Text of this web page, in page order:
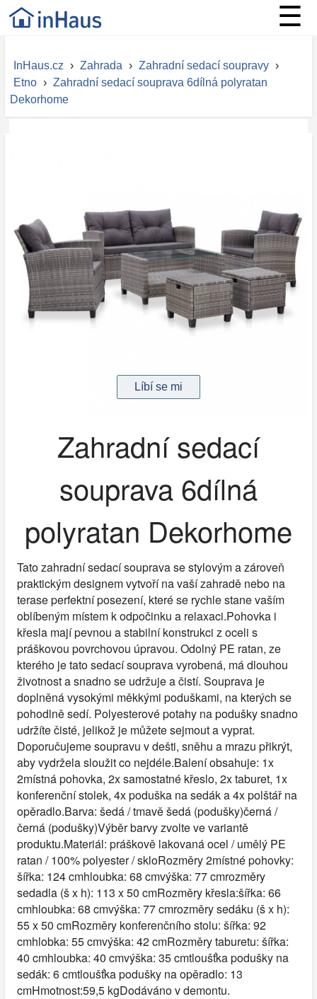
☰
InHaus.cz › Zahrada › Zahradní sedací soupravy ›
Etno › Zahradní sedací souprava 6dílná polyratan
Dekorhome
Zahradní sedací
souprava 6dílná
polyratan Dekorhome
Tato zahradní sedací souprava se stylovým a zároveň
praktickým designem vytvoří na vaší zahradě nebo na
terase perfektní posezení, které se rychle stane vaším
oblíbeným místem k odpočinku a relaxaci.Pohovka i
křesla mají pevnou a stabilní konstrukci z oceli s
práškovou povrchovou úpravou. Odolný PE ratan, ze
kterého je tato sedací souprava vyrobená, má dlouhou
životnost a snadno se udržuje a čistí. Souprava je
doplněná vysokými měkkými poduškami, na kterých se
pohodlně sedí. Polyesterové potahy na podušky snadno
udržíte čisté, jelikož je můžete sejmout a vyprat.
Doporučujeme soupravu v dešti, sněhu a mrazu přikrýt,
aby vydržela sloužit co nejdéle.Balení obsahuje: 1x
2místná pohovka, 2x samostatné křeslo, 2x taburet, 1x
konferenční stolek, 4x poduška na sedák a 4x polštář na
opěradlo.Barva: šedá / tmavě šedá (podušky)černá /
černá (podušky)Výběr barvy zvolte ve variantě
produktu.Materiál: práškově lakovaná ocel / umělý PE
ratan / 100% polyester / skloRozměry 2místné pohovky:
šířka: 124 cmhloubka: 68 cmvýška: 77 cmrozměry
sedadla (š x h): 113 x 50 cmRozměry křesla:šířka: 66
cmhloubka: 68 cmvýška: 77 cmrozměry sedáku (š x h):
55 x 50 cmRozměry konferenčního stolu: šířka: 92
cmhlobka: 55 cmvýška: 42 cmRozměry taburetu: šířka:
40 cmhloubka: 40 cmvýška: 35 cmtloušťka podušky na
sedák: 6 cmtloušťka podušky na opěradlo: 13
cmHmotnost:59,5 kgDodáváno v demontu.